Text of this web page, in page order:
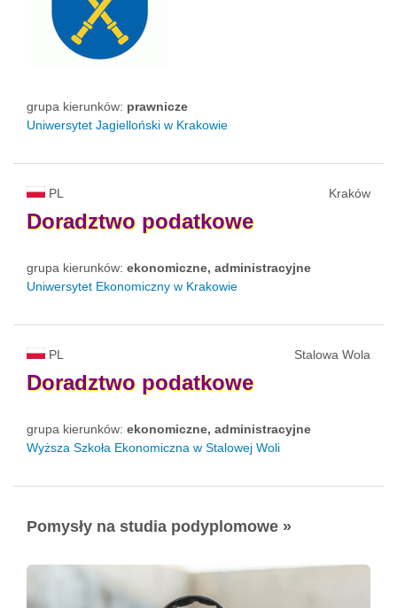
grupa kierunków: prawnicze
Uniwersytet Jagielloński w Krakowie
PL Kraków
Doradztwo podatkowe
grupa kierunków: ekonomiczne, administracyjne
Uniwersytet Ekonomiczny w Krakowie
PL Stalowa Wola
Doradztwo podatkowe
grupa kierunków: ekonomiczne, administracyjne
Wyższa Szkoła Ekonomiczna w Stalowej Woli
Pomysły na studia podyplomowe »